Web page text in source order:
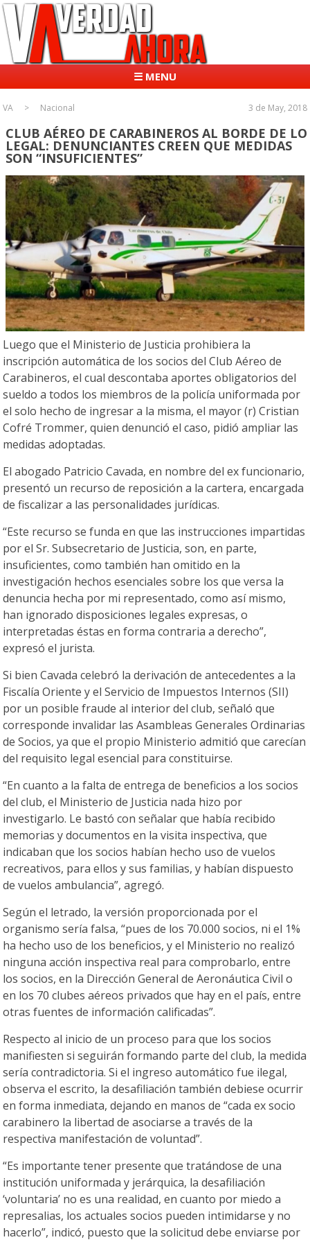
☰ MENU
VA Nacional 3 de May, 2018
CLUB AÉREO DE CARABINEROS AL BORDE DE LO
LEGAL: DENUNCIANTES CREEN QUE MEDIDAS
SON “INSUFICIENTES”
Luego que el Ministerio de Justicia prohibiera la
inscripción automática de los socios del Club Aéreo de
Carabineros, el cual descontaba aportes obligatorios del
sueldo a todos los miembros de la policía uniformada por
el solo hecho de ingresar a la misma, el mayor (r) Cristian
Cofré Trommer, quien denunció el caso, pidió ampliar las
medidas adoptadas.
El abogado Patricio Cavada, en nombre del ex funcionario,
presentó un recurso de reposición a la cartera, encargada
de fiscalizar a las personalidades jurídicas.
“Este recurso se funda en que las instrucciones impartidas
por el Sr. Subsecretario de Justicia, son, en parte,
insuficientes, como también han omitido en la
investigación hechos esenciales sobre los que versa la
denuncia hecha por mi representado, como así mismo,
han ignorado disposiciones legales expresas, o
interpretadas éstas en forma contraria a derecho”,
expresó el jurista.
Si bien Cavada celebró la derivación de antecedentes a la
Fiscalía Oriente y el Servicio de Impuestos Internos (SII)
por un posible fraude al interior del club, señaló que
corresponde invalidar las Asambleas Generales Ordinarias
de Socios, ya que el propio Ministerio admitió que carecían
del requisito legal esencial para constituirse.
“En cuanto a la falta de entrega de beneficios a los socios
del club, el Ministerio de Justicia nada hizo por
investigarlo. Le bastó con señalar que había recibido
memorias y documentos en la visita inspectiva, que
indicaban que los socios habían hecho uso de vuelos
recreativos, para ellos y sus familias, y habían dispuesto
de vuelos ambulancia”, agregó.
Según el letrado, la versión proporcionada por el
organismo sería falsa, “pues de los 70.000 socios, ni el 1%
ha hecho uso de los beneficios, y el Ministerio no realizó
ninguna acción inspectiva real para comprobarlo, entre
los socios, en la Dirección General de Aeronáutica Civil o
en los 70 clubes aéreos privados que hay en el país, entre
otras fuentes de información calificadas”.
Respecto al inicio de un proceso para que los socios
manifiesten si seguirán formando parte del club, la medida
sería contradictoria. Si el ingreso automático fue ilegal,
observa el escrito, la desafiliación también debiese ocurrir
en forma inmediata, dejando en manos de “cada ex socio
carabinero la libertad de asociarse a través de la
respectiva manifestación de voluntad”.
“Es importante tener presente que tratándose de una
institución uniformada y jerárquica, la desafiliación
‘voluntaria’ no es una realidad, en cuanto por miedo a
represalias, los actuales socios pueden intimidarse y no
hacerlo”, indicó, puesto que la solicitud debe enviarse por